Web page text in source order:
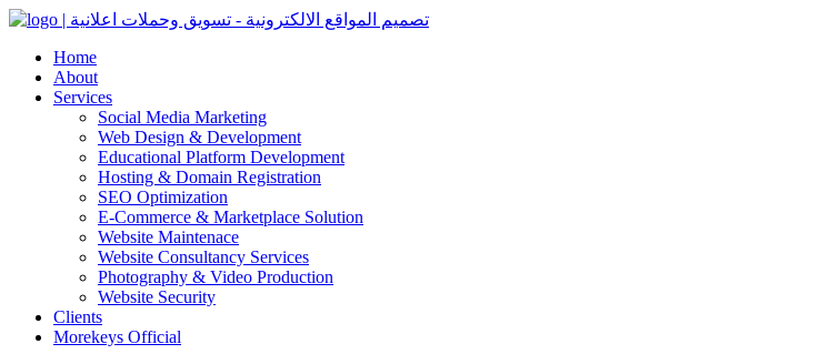
Home
About
Services
Social Media Marketing
Web Design & Development
Educational Platform Development
Hosting & Domain Registration
SEO Optimization
E-Commerce & Marketplace Solution
Website Maintenace
Website Consultancy Services
Photography & Video Production
Website Security
Clients
Morekeys Official